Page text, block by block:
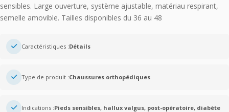
sensibles. Large ouverture, système ajustable, matériau respirant,
semelle amovible. Tailles disponibles du 36 au 48
Caractéristiques :Détails
Type de produit :Chaussures orthopédiques
Indications :Pieds sensibles, hallux valgus, post-opératoire, diabète